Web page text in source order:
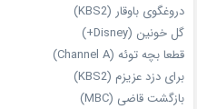
دروغگوی باوقار (KBS2)
گل خونین (Disney+)
قطعا بچه توئه (Channel A)
برای دزد عزیزم (KBS2)
بازگشت قاضی (MBC)